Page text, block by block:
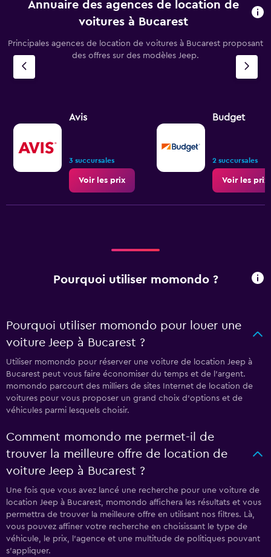
Annuaire des agences de location de
voitures à Bucarest
Principales agences de location de voitures à Bucarest proposant
des offres sur des modèles Jeep.
Avis
3 succursales
Voir les prix
Budget
2 succursales
Voir les prix
Pourquoi utiliser momondo ?
Pourquoi utiliser momondo pour louer une
voiture Jeep à Bucarest ?
Utiliser momondo pour réserver une voiture de location Jeep à
Bucarest peut vous faire économiser du temps et de l'argent.
momondo parcourt des milliers de sites Internet de location de
voitures pour vous proposer un grand choix d'options et de
véhicules parmi lesquels choisir.
Comment momondo me permet-il de
trouver la meilleure offre de location de
voiture Jeep à Bucarest ?
Une fois que vous avez lancé une recherche pour une voiture de
location Jeep à Bucarest, momondo affichera les résultats et vous
permettra de trouver la meilleure offre en utilisant nos filtres. Là,
vous pouvez affiner votre recherche en choisissant le type de
véhicule, le prix, l'agence et une multitude de politiques pouvant
s'appliquer.